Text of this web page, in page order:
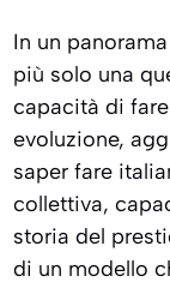
In un
più solo una
capacità di
evoluzione,
saper fare
collettiva,
storia del
di un modello